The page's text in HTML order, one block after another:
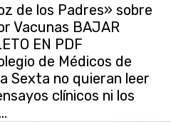
de los Padres» sobre
Vacunas BAJAR
EN PDF
de Médicos de
Sexta no quieran leer
clínicos ni los